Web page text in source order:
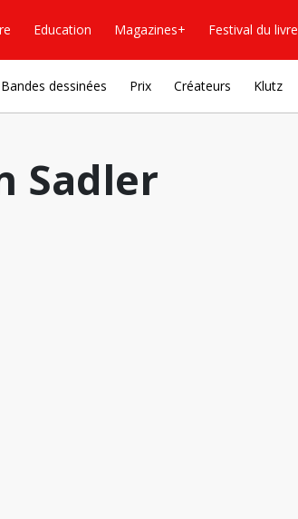
Education Magazines+ Festival du livre
Bandes dessinées Prix Créateurs Klutz
Sadler